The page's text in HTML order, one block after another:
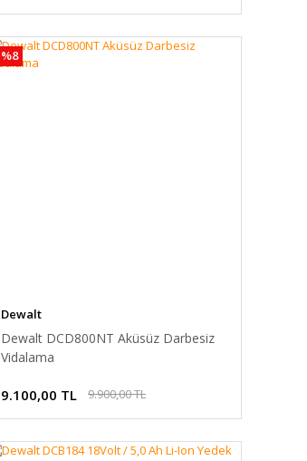
%8
Dewalt
Dewalt DCD800NT Aküsüz Darbesiz
Vidalama
9.100,00 TL 9.900,00 TL